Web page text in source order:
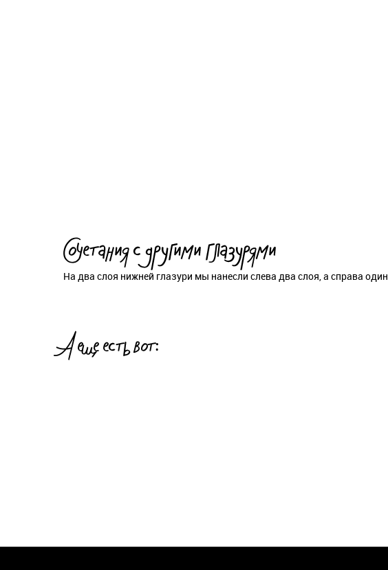
Сочетания с другими глазурями
На два слоя нижней глазури мы нанесли слева два слоя, а справа один
А еще есть вот: